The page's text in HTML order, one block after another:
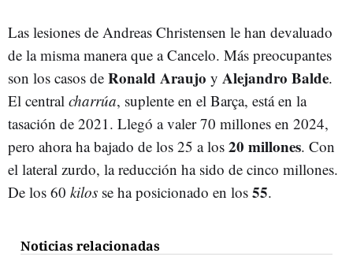
Las lesiones de Andreas Christensen le han devaluado
de la misma manera que a Cancelo. Más preocupantes
son los casos de Ronald Araujo y Alejandro Balde.
El central charrúa, suplente en el Barça, está en la
tasación de 2021. Llegó a valer 70 millones en 2024,
pero ahora ha bajado de los 25 a los 20 millones. Con
el lateral zurdo, la reducción ha sido de cinco millones.
De los 60 kilos se ha posicionado en los 55.
Noticias relacionadas